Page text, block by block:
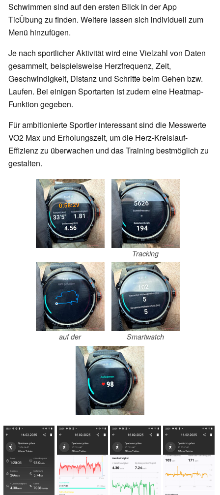
Schwimmen sind auf den ersten Blick in der App
TicÜbung zu finden. Weitere lassen sich individuell zum
Menü hinzufügen.
Je nach sportlicher Aktivität wird eine Vielzahl von Daten
gesammelt, beispielsweise Herzfrequenz, Zeit,
Geschwindigkeit, Distanz und Schritte beim Gehen bzw.
Laufen. Bei einigen Sportarten ist zudem eine Heatmap-
Funktion gegeben.
Für ambitionierte Sportler interessant sind die Messwerte
VO2 Max und Erholungszeit, um die Herz-Kreislauf-
Effizienz zu überwachen und das Training bestmöglich zu
gestalten.
Tracking
auf der Smartwatch